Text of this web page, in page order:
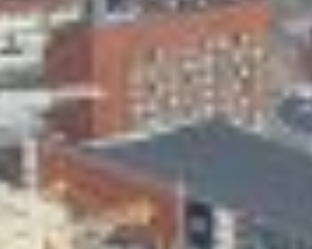
Skeittihalli
Varhaiskasvatus
Ateria- ja välipalamaksut
Mämminiemi
Taideapteekki
Kirjasto